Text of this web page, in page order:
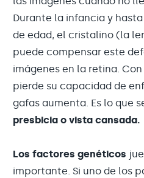
Durante la infancia y
de edad, el cristalino (la
puede compensar este
imágenes en la retina.
pierde su capacidad de
gafas aumenta. Es lo que
presbicia o vista cansada.
Los factores genéticos
importante. Si uno de los